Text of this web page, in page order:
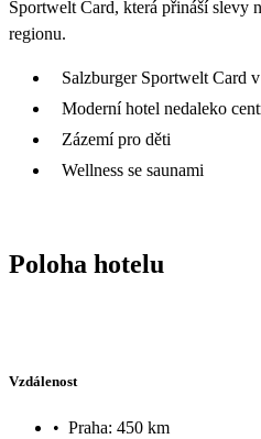
Sportwelt Card, která přináší slevy
regionu.
Salzburger Sportwelt Card
Moderní hotel nedaleko
Zázemí pro děti
Wellness se saunami
Poloha hotelu
Vzdálenost
• Praha: 450 km